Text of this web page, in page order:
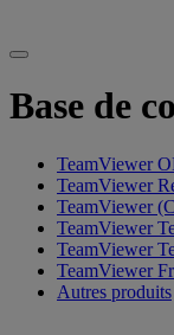
Base de
TeamViewer
TeamViewer
TeamViewer
TeamViewer
TeamViewer
TeamViewer
Autres produits